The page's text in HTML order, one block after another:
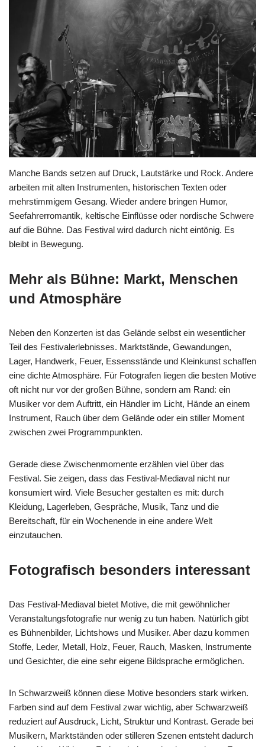
Manche Bands setzen auf Druck, Lautstärke und Rock. Andere
arbeiten mit alten Instrumenten, historischen Texten oder
mehrstimmigem Gesang. Wieder andere bringen Humor,
Seefahrerromantik, keltische Einflüsse oder nordische Schwere
auf die Bühne. Das Festival wird dadurch nicht eintönig. Es
bleibt in Bewegung.
Mehr als Bühne: Markt, Menschen
und Atmosphäre
Neben den Konzerten ist das Gelände selbst ein wesentlicher
Teil des Festivalerlebnisses. Marktstände, Gewandungen,
Lager, Handwerk, Feuer, Essensstände und Kleinkunst schaffen
eine dichte Atmosphäre. Für Fotografen liegen die besten Motive
oft nicht nur vor der großen Bühne, sondern am Rand: ein
Musiker vor dem Auftritt, ein Händler im Licht, Hände an einem
Instrument, Rauch über dem Gelände oder ein stiller Moment
zwischen zwei Programmpunkten.
Gerade diese Zwischenmomente erzählen viel über das
Festival. Sie zeigen, dass das Festival-Mediaval nicht nur
konsumiert wird. Viele Besucher gestalten es mit: durch
Kleidung, Lagerleben, Gespräche, Musik, Tanz und die
Bereitschaft, für ein Wochenende in eine andere Welt
einzutauchen.
Fotografisch besonders interessant
Das Festival-Mediaval bietet Motive, die mit gewöhnlicher
Veranstaltungsfotografie nur wenig zu tun haben. Natürlich gibt
es Bühnenbilder, Lichtshows und Musiker. Aber dazu kommen
Stoffe, Leder, Metall, Holz, Feuer, Rauch, Masken, Instrumente
und Gesichter, die eine sehr eigene Bildsprache ermöglichen.
In Schwarzweiß können diese Motive besonders stark wirken.
Farben sind auf dem Festival zwar wichtig, aber Schwarzweiß
reduziert auf Ausdruck, Licht, Struktur und Kontrast. Gerade bei
Musikern, Marktständen oder stilleren Szenen entsteht dadurch